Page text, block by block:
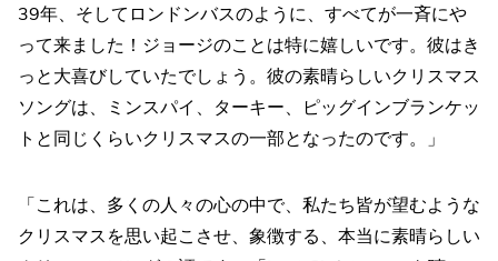
39年、そしてロンドンバスのように、すべてが一斉にや
って来ました！ジョージのことは特に嬉しいです。彼はき
っと大喜びしていたでしょう。彼の素晴らしいクリスマス
ソングは、ミンスパイ、ターキー、ピッグインブランケッ
トと同じくらいクリスマスの一部となったのです。」
「これは、多くの人々の心の中で、私たち皆が望むような
クリスマスを思い起こさせ、象徴する、本当に素晴らしい